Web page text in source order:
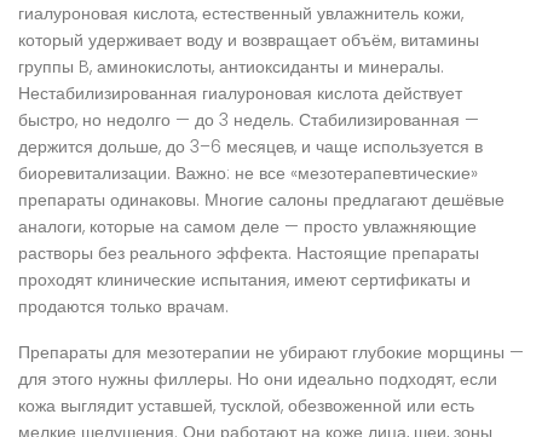
гиалуроновая кислота, естественный увлажнитель кожи,
который удерживает воду и возвращает объём, витамины
группы B, аминокислоты, антиоксиданты и минералы.
Нестабилизированная гиалуроновая кислота действует
быстро, но недолго — до 3 недель. Стабилизированная —
держится дольше, до 3–6 месяцев, и чаще используется в
биоревитализации. Важно: не все «мезотерапевтические»
препараты одинаковы. Многие салоны предлагают дешёвые
аналоги, которые на самом деле — просто увлажняющие
растворы без реального эффекта. Настоящие препараты
проходят клинические испытания, имеют сертификаты и
продаются только врачам.
Препараты для мезотерапии не убирают глубокие морщины —
для этого нужны филлеры. Но они идеально подходят, если
кожа выглядит уставшей, тусклой, обезвоженной или есть
мелкие шелушения. Они работают на коже лица, шеи, зоны